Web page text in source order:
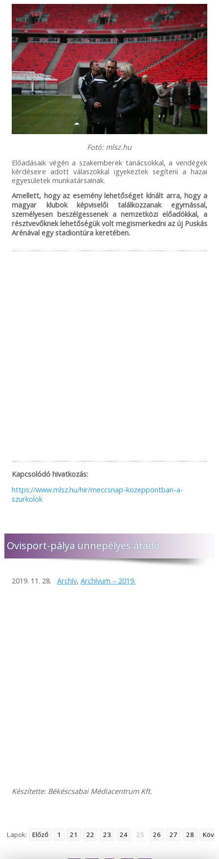
Fotó: mlsz.hu
Előadásaik végén a szakemberek tanácsokkal, a vendégek
kérdéseire adott válaszokkal igyekeztek segíteni a hazai
egyesületek munkatársainak.
Amellett, hogy az esemény lehetőséget kínált arra, hogy a
magyar klubok képviselői találkozzanak egymással,
személyesen beszélgessenek a nemzetközi előadókkal, a
résztvevőknek lehetőségük volt megismerkedni az új Puskás
Arénával egy stadiontúra keretében.
Kapcsolódó hivatkozás:
https://www.mlsz.hu/hir/meccsnap-kozeppontban-a-
szurkolok
Ovisport-pálya ünnepélyes átadó
2019. 11. 28. Archív, Archívum – 2019.
Készítette: Békéscsabai Médiacentrum Kft.
Lapok: Előző 1 21 22 23 24 25 26 27 28